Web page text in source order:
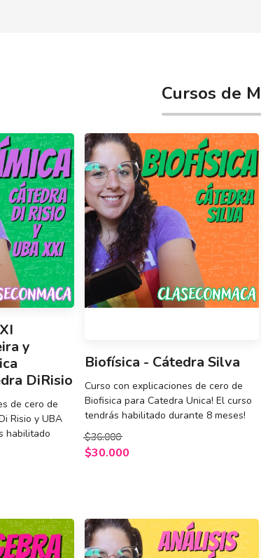
Cursos de
y
DiRisio
de cero de
Risio y UBA
habilitado
Biofísica - Cátedra Silva
Curso con explicaciones de cero de
Biofisica para Catedra Unica! El curso
tendrás habilitado durante 8 meses!
$36.000
$30.000